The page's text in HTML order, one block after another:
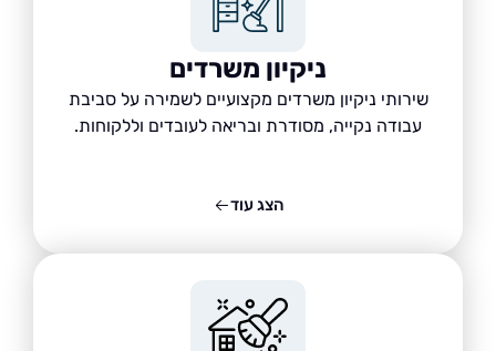
ניקיון משרדים
שירותי ניקיון משרדים מקצועיים לשמירה על סביבת
עבודה נקייה, מסודרת ובריאה לעובדים וללקוחות.